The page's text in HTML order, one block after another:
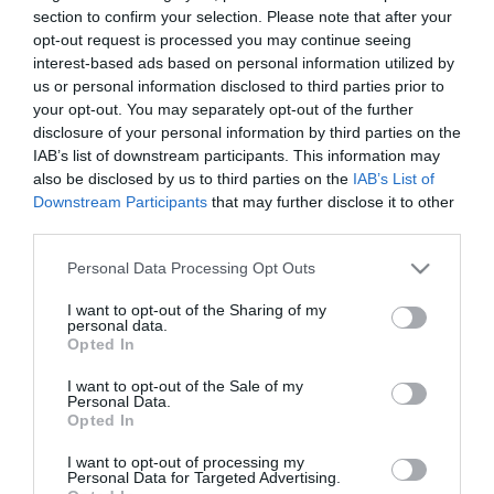
section to confirm your selection. Please note that after your
opt-out request is processed you may continue seeing
interest-based ads based on personal information utilized by
us or personal information disclosed to third parties prior to
your opt-out. You may separately opt-out of the further
disclosure of your personal information by third parties on the
IAB’s list of downstream participants. This information may
also be disclosed by us to third parties on the IAB’s List of
Downstream Participants that may further disclose it to other
Please note that this website/app uses one or more Google
not limited to your visit or usage behaviour. You may click to
grant or deny consent to Google and its third-party tags to
use your data for below specified purposes in below Google
consent section.
Personal Data Processing Opt Outs
I want to opt-out of the Sharing of my
personal data.
Opted In
I want to opt-out of the Sale of my
Personal Data.
Opted In
I want to opt-out of processing my
Personal Data for Targeted Advertising.
Fotó: redbookmag.com
De tényleg, mit gondol róla a
mellpumpáról? Sok, egymásnak ellentmondó dolog kavarog a
Még arra is emlékszik, hogy amikor a neje - fáradtan, nem sokkal
aszülésután - először vetett egy pillantást abaljós külsejű
készülékre, megállíthatatlanul sírni kezdett.
A szerkezet a férfiembert a gazdagságokban használatos eszközre
elvek.
Lehet azt mondani, hogy nincs semmi szexis a mellpumpában, de
ez így nem teljesen igaz - véli
philadelphiai lélek-
szakértő, aRedbook
Bonyolult egykapcsolatvan a férfi és amellpumpa
között. Hogy
mi zajlik az immár apává lett pasi fejében? Egyrészt az
másrészt az ellenérzés generálta gondolatok. "
"Ezek a mellek félelmetesenszexisek...no, de ebben a formában?